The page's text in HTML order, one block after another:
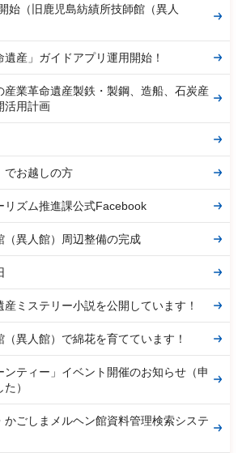
始（旧鹿児島紡績所技師館（異人
遺産」ガイドアプリ運用開始！
産業革命遺産製鉄・製鋼、造船、石炭産
活用計画
でお越しの方
リズム推進課公式Facebook
（異人館）周辺整備の完成
ミステリー小説を公開しています！
異人館）で綿花を育てています！
ンティー」イベント開催のお知らせ（申
）
ごしまメルヘン館資料管理検索システ